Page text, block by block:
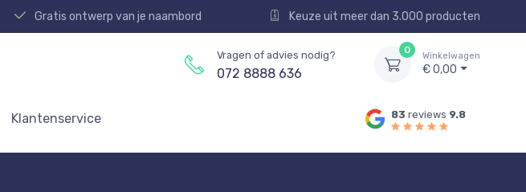
Gratis ontwerp van je naambord Keuze uit meer dan 3.000 producten
Vragen of advies nodig?
072 8888 636
0
Winkelwagen
€ 0,00
Klantenservice 83 reviews 9.8